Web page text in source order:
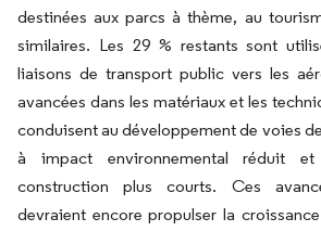
destinées aux parcs à thème, au
similaires. Les 29 % restants sont
liaisons de transport public vers les
avancées dans les matériaux et les
conduisent au développement de voies
à impact environnemental réduit
construction plus courts. Ces
devraient encore propulser la